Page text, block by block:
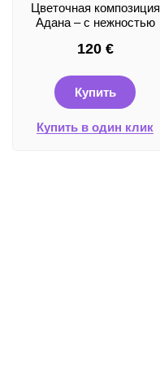
Цветочная композиция
Адана – с нежностью
120 €
Купить
Купить в один клик